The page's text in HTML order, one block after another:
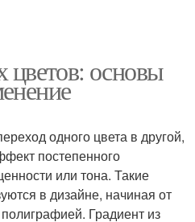
цветов: основы
одного цвета в другой,
постепенного
или тона. Такие
в дизайне, начиная от
Градиент из